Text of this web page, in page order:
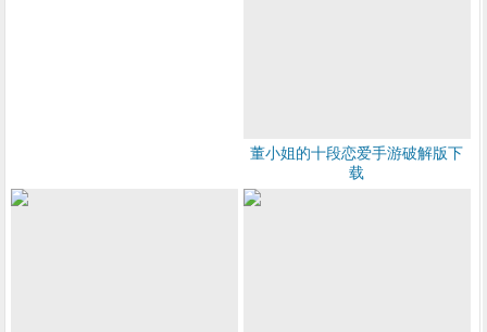
董小姐的十段恋爱手游破解版下
载